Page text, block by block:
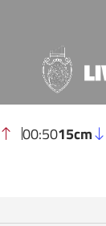
00:5015cm